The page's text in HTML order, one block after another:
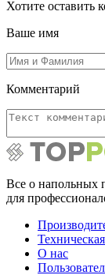
Хотите оставить
Ваше имя
Комментарий
Все о напольных
для
О нас